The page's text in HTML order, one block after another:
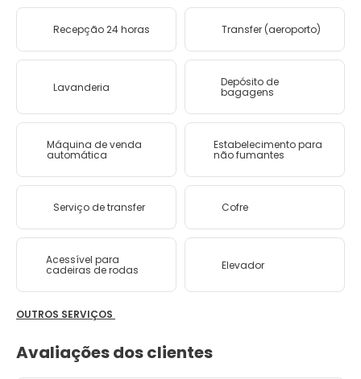
Recepção 24 horas Transfer (aeroporto)
Lavanderia Depósito de
bagagens
Máquina de venda
automática
Estabelecimento para
não fumantes
Serviço de transfer Cofre
Acessível para
cadeiras de rodas Elevador
OUTROS SERVIÇOS
Avaliações dos clientes